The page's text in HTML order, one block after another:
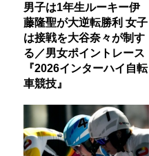
男子は1年生ルーキー伊
藤隆聖が大逆転勝利 女子
は接戦を大谷奈々が制す
る／男女ポイントレース
『2026インターハイ自転
車競技』